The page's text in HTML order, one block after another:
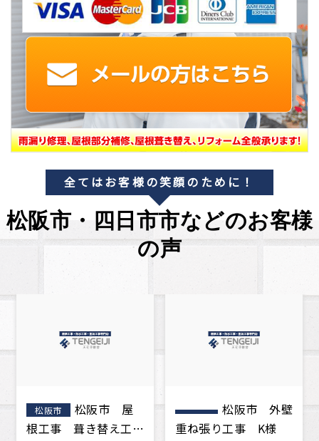
全てはお客様の笑顔のために！
松阪市・四日市市などのお客様
の声
松阪市 外壁
重ね張り工事 K様
松阪市
お客様の声
をいただきました。